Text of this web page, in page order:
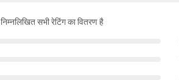
निम्नलिखित सभी रेटिंग का वितरण है